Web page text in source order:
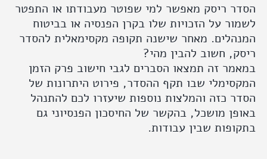
הסדר ריסק מאפשר למי שפוטר מעבודתו או התפטר
לשמור על הזכויות שלו בקרן הפנסיה או בביטוח
המנהלים. מאחר שישנה תקופה מקסימאלית להסדר
ריסק, חשוב להבין מהי?
במאמר זה תמצאו הסברים לגבי חישוב פרק הזמן
המקסימלי שבו תקף ההסדר, פירוט היתרונות של
הסדר כזה והמלצות נוספות שיעזרו לכם להתנהל
באופן מושכל, בהקשר של החיסכון הפנסיוני גם
בתקופות שבין עבודות.